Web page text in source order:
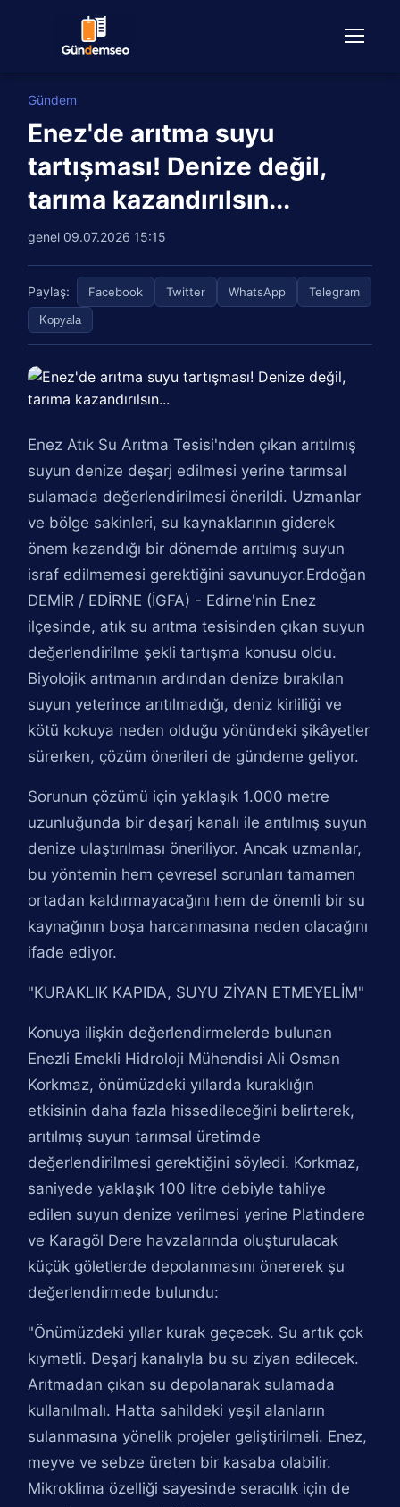
Gündem
Enez'de arıtma suyu
tartışması! Denize değil,
tarıma kazandırılsın...
genel 09.07.2026 15:15
Paylaş: Facebook Twitter WhatsApp Telegram
Kopyala
Enez Atık Su Arıtma Tesisi'nden çıkan arıtılmış
suyun denize deşarj edilmesi yerine tarımsal
sulamada değerlendirilmesi önerildi. Uzmanlar
ve bölge sakinleri, su kaynaklarının giderek
önem kazandığı bir dönemde arıtılmış suyun
israf edilmemesi gerektiğini savunuyor.Erdoğan
DEMİR / EDİRNE (İGFA) - Edirne'nin Enez
ilçesinde, atık su arıtma tesisinden çıkan suyun
değerlendirilme şekli tartışma konusu oldu.
Biyolojik arıtmanın ardından denize bırakılan
suyun yeterince arıtılmadığı, deniz kirliliği ve
kötü kokuya neden olduğu yönündeki şikâyetler
sürerken, çözüm önerileri de gündeme geliyor.
Sorunun çözümü için yaklaşık 1.000 metre
uzunluğunda bir deşarj kanalı ile arıtılmış suyun
denize ulaştırılması öneriliyor. Ancak uzmanlar,
bu yöntemin hem çevresel sorunları tamamen
ortadan kaldırmayacağını hem de önemli bir su
kaynağının boşa harcanmasına neden olacağını
ifade ediyor.
"KURAKLIK KAPIDA, SUYU ZİYAN ETMEYELİM"
Konuya ilişkin değerlendirmelerde bulunan
Enezli Emekli Hidroloji Mühendisi Ali Osman
Korkmaz, önümüzdeki yıllarda kuraklığın
etkisinin daha fazla hissedileceğini belirterek,
arıtılmış suyun tarımsal üretimde
değerlendirilmesi gerektiğini söyledi. Korkmaz,
saniyede yaklaşık 100 litre debiyle tahliye
edilen suyun denize verilmesi yerine Platindere
ve Karagöl Dere havzalarında oluşturulacak
küçük göletlerde depolanmasını önererek şu
değerlendirmede bulundu:
"Önümüzdeki yıllar kurak geçecek. Su artık çok
kıymetli. Deşarj kanalıyla bu su ziyan edilecek.
Arıtmadan çıkan su depolanarak sulamada
kullanılmalı. Hatta sahildeki yeşil alanların
sulanmasına yönelik projeler geliştirilmeli. Enez,
meyve ve sebze üreten bir kasaba olabilir.
Mikroklima özelliği sayesinde seracılık için de